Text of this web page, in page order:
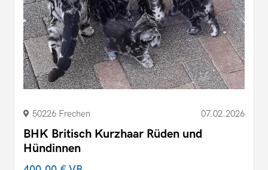
50226 Frechen 07.02.2026
BHK Britisch Kurzhaar Rüden und
Hündinnen